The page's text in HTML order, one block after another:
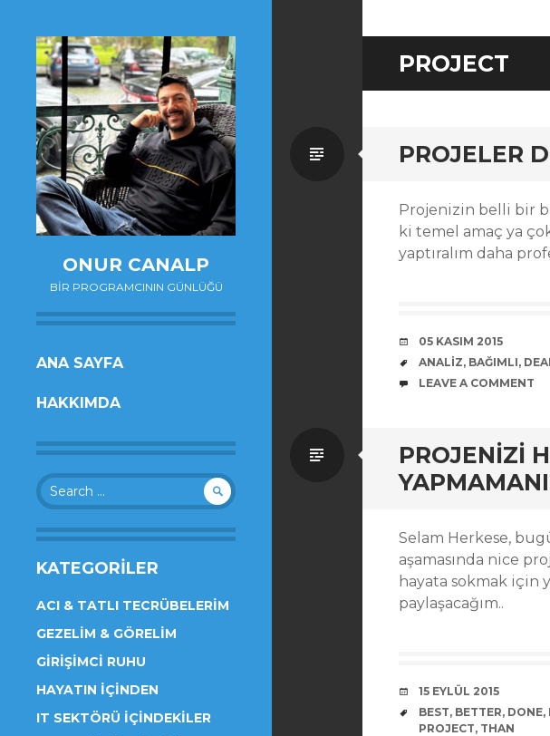
ONUR CANALP
BIR PROGRAMCININ GÜNLÜĞÜ
SKIP
CONTENT
ANA SAYFA
HAKKIMDA
Search
for:
KATEGORILER
ACI & TATLI TECRÜBELERIM
GEZELIM & GÖRELIM
GIRIŞIMCI RUHU
HAYATIN İÇINDEN
IT SEKTÖRÜ İÇINDEKILER
PROJECT
PROJELER
Standard
Projenizin belli bir
ki temel amaç ya
yaptıralım daha
DATE
05 KASIM 2015
TAGS
ANALIZ, BAĞIMLI,
COMMENTS
LEAVE A COMMENT
PROJENIZI
Standard
Selam Herkese,
aşamasında nice
hayata sokmak için
paylaşacağım..
DATE
15 EYLÜL 2015
TAGS
BEST, BETTER, DONE,
PROJECT, THAN